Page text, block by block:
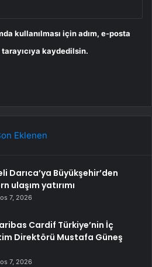
kullanılması için adım, e-posta
kaydedilsin.
Eklenen
Darıca’ya Büyükşehir’den
ulaşım yatırımı
7, 2026
Cardif Türkiye’nin İç
Direktörü Mustafa Güneş
7, 2026